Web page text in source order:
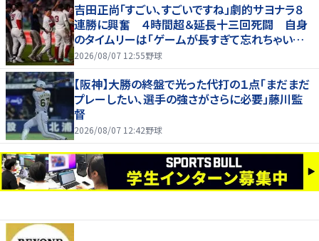
吉田正尚「すごい、すごいですね」劇的サヨナラ８
連勝に興奮 ４時間超＆延長十三回死闘 自身
のタイムリーは「ゲームが長すぎて忘れちゃいまし
た」
2026/08/07 12:55野球
【阪神】大勝の終盤で光った代打の１点「まだまだ
プレーしたい、選手の強さがさらに必要」藤川監
督
2026/08/07 12:42野球